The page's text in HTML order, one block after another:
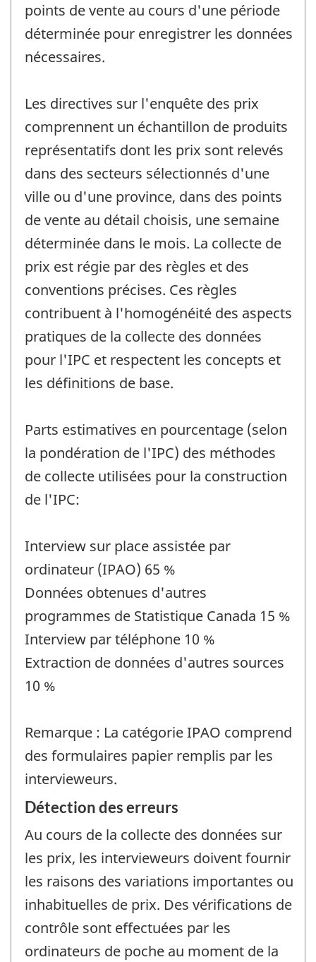
points de vente au cours d'une période
déterminée pour enregistrer les données
nécessaires.
Les directives sur l'enquête des prix
comprennent un échantillon de produits
représentatifs dont les prix sont relevés
dans des secteurs sélectionnés d'une
ville ou d'une province, dans des points
de vente au détail choisis, une semaine
déterminée dans le mois. La collecte de
prix est régie par des règles et des
conventions précises. Ces règles
contribuent à l'homogénéité des aspects
pratiques de la collecte des données
pour l'IPC et respectent les concepts et
les définitions de base.
Parts estimatives en pourcentage (selon
la pondération de l'IPC) des méthodes
de collecte utilisées pour la construction
de l'IPC:
Interview sur place assistée par
ordinateur (IPAO) 65 %
Données obtenues d'autres
programmes de Statistique Canada 15 %
Interview par téléphone 10 %
Extraction de données d'autres sources
10 %
Remarque : La catégorie IPAO comprend
des formulaires papier remplis par les
intervieweurs.
Détection des erreurs
Au cours de la collecte des données sur
les prix, les intervieweurs doivent fournir
les raisons des variations importantes ou
inhabituelles de prix. Des vérifications de
contrôle sont effectuées par les
ordinateurs de poche au moment de la